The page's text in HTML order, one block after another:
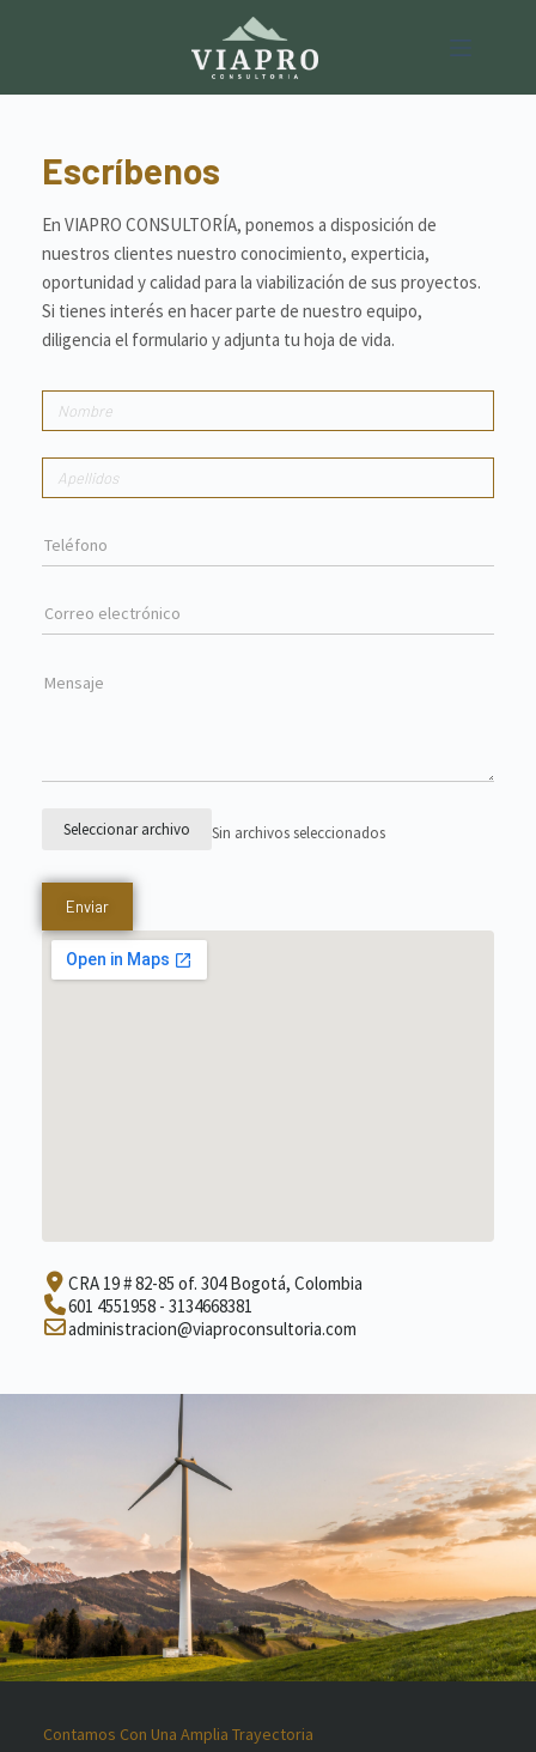
Escríbenos
En VIAPRO CONSULTORÍA, ponemos a disposición de
nuestros clientes nuestro conocimiento, experticia,
oportunidad y calidad para la viabilización de sus proyectos.
Si tienes interés en hacer parte de nuestro equipo,
diligencia el formulario y adjunta tu hoja de vida.
Seleccionar archivo Sin archivos seleccionados
Enviar
CRA 19 # 82-85 of. 304 Bogotá, Colombia
601 4551958 - 3134668381
administracion@viaproconsultoria.com
Contamos Con Una Amplia Trayectoria